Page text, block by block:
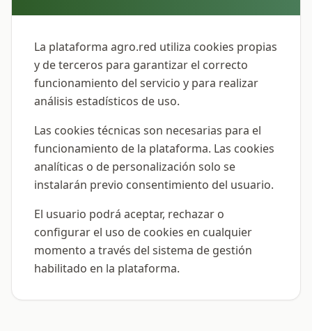
La plataforma agro.red utiliza cookies propias
y de terceros para garantizar el correcto
funcionamiento del servicio y para realizar
análisis estadísticos de uso.
Las cookies técnicas son necesarias para el
funcionamiento de la plataforma. Las cookies
analíticas o de personalización solo se
instalarán previo consentimiento del usuario.
El usuario podrá aceptar, rechazar o
configurar el uso de cookies en cualquier
momento a través del sistema de gestión
habilitado en la plataforma.